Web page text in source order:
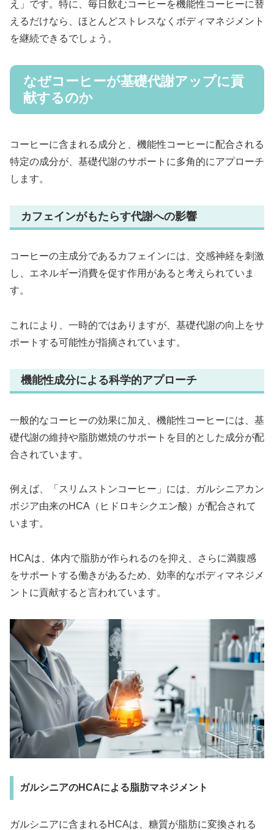
え」です。特に、毎日飲むコーヒーを機能性コーヒーに替
えるだけなら、ほとんどストレスなくボディマネジメント
を継続できるでしょう。
なぜコーヒーが基礎代謝アップに貢
献するのか
コーヒーに含まれる成分と、機能性コーヒーに配合される
特定の成分が、基礎代謝のサポートに多角的にアプローチ
します。
カフェインがもたらす代謝への影響
コーヒーの主成分であるカフェインには、交感神経を刺激
し、エネルギー消費を促す作用があると考えられていま
す。
これにより、一時的ではありますが、基礎代謝の向上をサ
ポートする可能性が指摘されています。
機能性成分による科学的アプローチ
一般的なコーヒーの効果に加え、機能性コーヒーには、基
礎代謝の維持や脂肪燃焼のサポートを目的とした成分が配
合されています。
例えば、「スリムストンコーヒー」には、ガルシニアカン
ボジア由来のHCA（ヒドロキシクエン酸）が配合されて
います。
HCAは、体内で脂肪が作られるのを抑え、さらに満腹感
をサポートする働きがあるため、効率的なボディマネジメ
ントに貢献すると言われています。
ガルシニアのHCAによる脂肪マネジメント
ガルシニアに含まれるHCAは、糖質が脂肪に変換される